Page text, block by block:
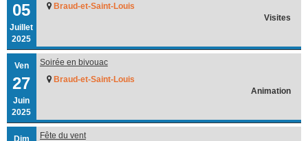
05
Juillet
2025
Braud-et-Saint-Louis
Visites
Ven
27
Juin
2025
Soirée en bivouac
Braud-et-Saint-Louis
Animation
Dim Fête du vent